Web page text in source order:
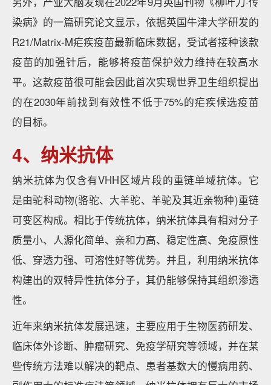
染病》的一篇研究论文显示，依据英国牛津大学研发的
R21/Matrix-M疟疾疫苗最新临床数据，受试者接种该款
疫苗的加强针后，能够将疫苗保护效力维持在较高水
平。这款疫苗很可能会因此首次实现世界卫生组织提出
的在2030年前找到有效性不低于75%的疟疾候选疫苗
的目标。
4、纳米抗体
纳米抗体为仅含有VHH区域片段的重链单域抗体。它
是由驼科动物(骆驼、大羊驼、羊驼及其近亲物种)重链
可变区构成。相比于传统抗体，纳米抗体具有相对分子
质量小、人源化简单、亲和力高、稳定性高、免疫原性
低、穿透力强、可溶性好等优势。并且，利用纳米抗体
构建出的双特异性抗体分子，其仍能够保持其组织渗透
性。
近年来纳米抗体发展迅速，主要应用于生物医药研发、
临床体外诊断、肿瘤研究、免疫学研究等领域，并在某
些传统方法难以解决的靶点、患者基数大的慢病用药、